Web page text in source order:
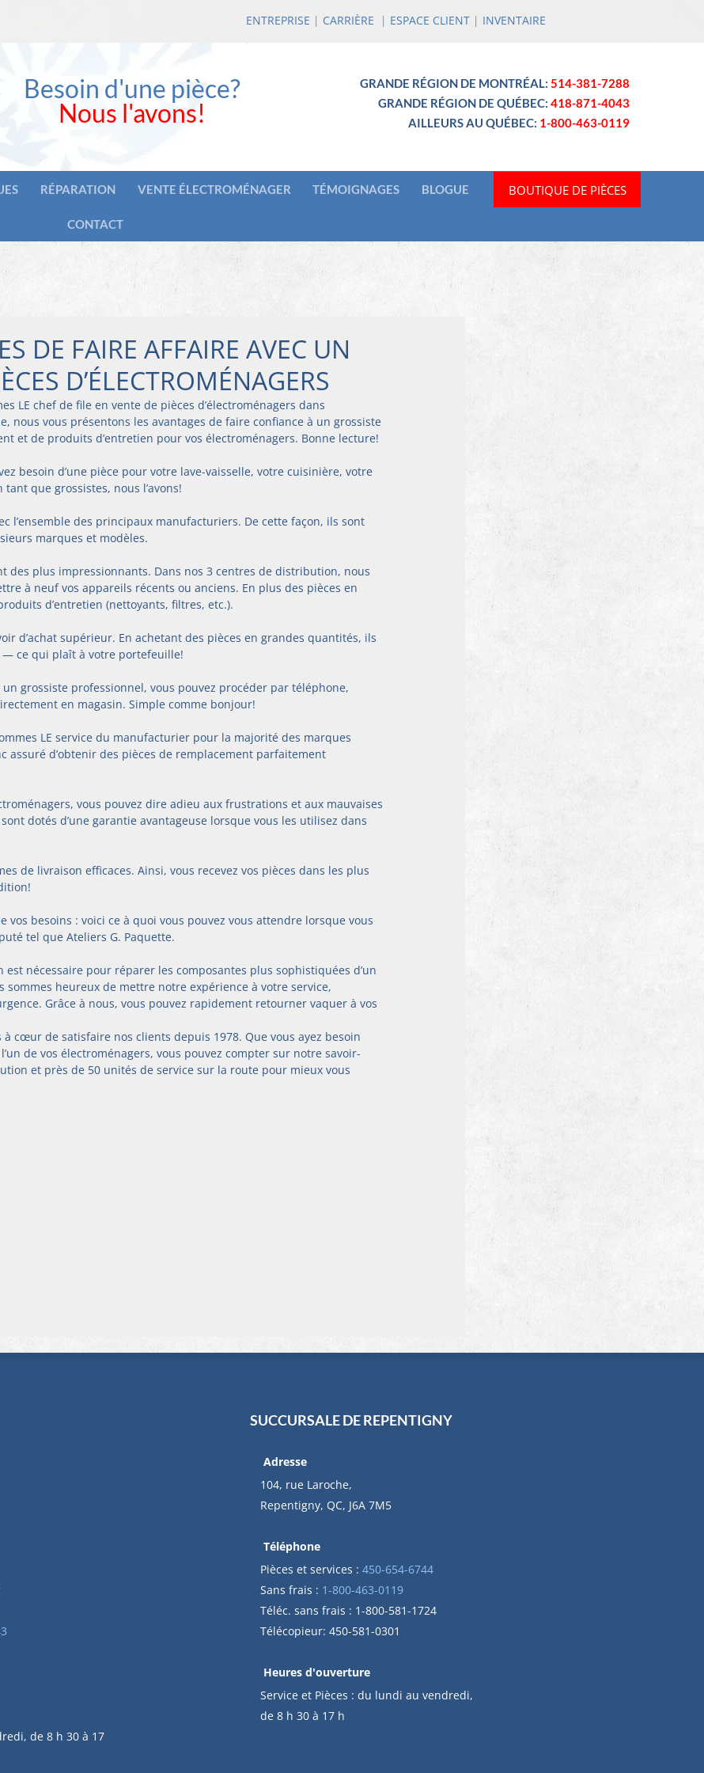
ENTREPRISE | CARRIÈRE | ESPACE CLIENT | INVENTAIRE
Besoin d'une pièce?
Nous l'avons!
GRANDE RÉGION DE MONTRÉAL: 514-381-7288
GRANDE RÉGION DE QUÉBEC: 418-871-4043
AILLEURS AU QUÉBEC: 1-800-463-0119
RÉPARATION VENTE ÉLECTROMÉNAGER TÉMOIGNAGES BLOGUE
CONTACT
BOUTIQUE DE PIÈCES
DE FAIRE AFFAIRE AVEC UN
D’ÉLECTROMÉNAGERS
LE chef de file en vente de pièces d’électroménagers dans
nous vous présentons les avantages de faire confiance à un grossiste
et de produits d’entretien pour vos électroménagers. Bonne lecture!
besoin d’une pièce pour votre lave-vaisselle, votre cuisinière, votre
que grossistes, nous l’avons!
l’ensemble des principaux manufacturiers. De cette façon, ils sont
marques et modèles.
des plus impressionnants. Dans nos 3 centres de distribution, nous
à neuf vos appareils récents ou anciens. En plus des pièces en
d’entretien (nettoyants, filtres, etc.).
d’achat supérieur. En achetant des pièces en grandes quantités, ils
ce qui plaît à votre portefeuille!
grossiste professionnel, vous pouvez procéder par téléphone,
en magasin. Simple comme bonjour!
LE service du manufacturier pour la majorité des marques
assuré d’obtenir des pièces de remplacement parfaitement
vous pouvez dire adieu aux frustrations et aux mauvaises
dotés d’une garantie avantageuse lorsque vous les utilisez dans
de livraison efficaces. Ainsi, vous recevez vos pièces dans les plus
vos besoins : voici ce à quoi vous pouvez vous attendre lorsque vous
tel que Ateliers G. Paquette.
est nécessaire pour réparer les composantes plus sophistiquées d’un
sommes heureux de mettre notre expérience à votre service,
Grâce à nous, vous pouvez rapidement retourner vaquer à vos
à cœur de satisfaire nos clients depuis 1978. Que vous ayez besoin
de vos électroménagers, vous pouvez compter sur notre savoir-
et près de 50 unités de service sur la route pour mieux vous
de 8 h 30 à 17
SUCCURSALE DE REPENTIGNY
Adresse
104, rue Laroche,
Repentigny, QC, J6A 7M5
Téléphone
Pièces et services : 450-654-6744
Sans frais : 1-800-463-0119
Téléc. sans frais : 1-800-581-1724
Télécopieur: 450-581-0301
Heures d'ouverture
Service et Pièces : du lundi au vendredi,
de 8 h 30 à 17 h